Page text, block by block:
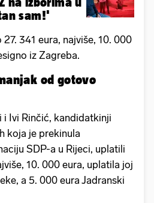
sam!'
341 eura, najviše, 10. 000
iz Zagreba.
od gotovo
i Ivi Rinčić, kandidatkinji
koja je prekinula
SDP-a u Rijeci, uplatili
10. 000 eura, uplatila joj
a 5. 000 eura Jadranski